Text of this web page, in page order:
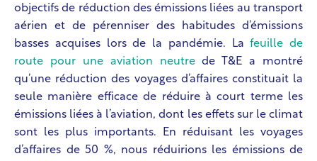
objectifs de réduction des émissions liées au transport
aérien et de pérenniser des habitudes d’émissions
basses acquises lors de la pandémie. Lafeuille de
route pour une aviation neutrede T&E a montré
qu’une réduction des voyages d’affaires constituait la
seule manière efficace de réduire à court terme les
émissions liées à l’aviation, dont les effets sur le climat
sont les plus importants. En réduisant les voyages
d’affaires de 50 %, nous réduirions les émissions de